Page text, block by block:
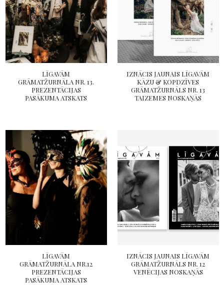
LĪGAVĀM
GRĀMATŽURNĀLA NR. 13.
PREZENTĀCIJAS
PASĀKUMA ATSKATS
IZNĀCIS JAUNAIS LĪGAVĀM
KĀZU & KOPDZĪVES
GRĀMATŽURNĀLS NR. 13
TAIZEMES NOSKAŅĀS
LĪGAVĀM
GRĀMATŽURNĀLA NR.12
PREZENTĀCIJAS
PASĀKUMA ATSKATS
IZNĀCIS JAUNAIS LĪGAVĀM
GRĀMATŽURNĀLS NR. 12
VENĒCIJAS NOSKAŅĀS